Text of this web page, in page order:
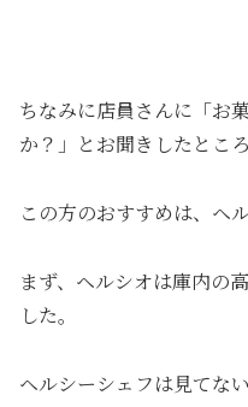
ちなみに店員さんに「お
か？」とお聞きしたところ
この方のおすすめは、ヘ
まず、ヘルシオは庫内の
した。
ヘルシーシェフは見てな